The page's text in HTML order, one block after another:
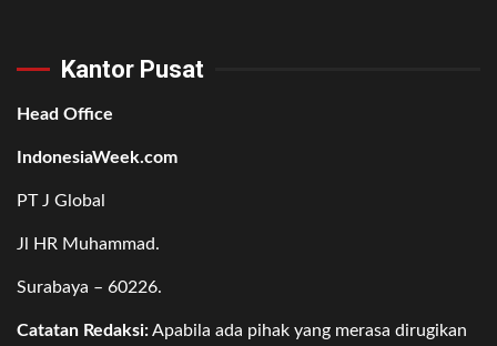
Kantor Pusat
Head Office
IndonesiaWeek.com
PT J Global
Jl HR Muhammad.
Surabaya – 60226.
Catatan Redaksi:Apabila ada pihak yang merasa dirugikan